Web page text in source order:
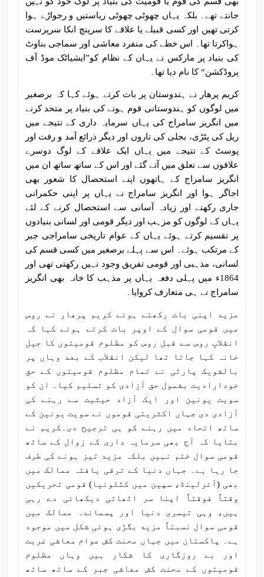
جانتے تھے۔ بلکہ یہاں چھوٹی چھوٹی ریاستیں و رجواڑے ہوا
کرتی تھیں اور کسی قبیلے یا علاقے کا سرپنچ انکا سرپرست
ہواکرتا تھا۔ اس خطے کی منفرد معاشی اور سماجی بناوٹ
کی بنیاد پر مارکس نے یہاں کے نظام کو”ایشیاٹک موڈ آف
پروڈکشن“ کا نام دیا تھا۔
کریم پرھار نے ہندوستان پر بات کرتے ہوئے کہا کہ برصغیر
میں لوگوں کو ہندوستانی قوم ہونے کی بنیاد پر متحد کرنے
میں انگریز سامراج کی یہاں سرمایہ داری کے نتیجے میں
ریل کی پٹڑی، بجلی کی تاروں اور دیگر ذرائع آمد و رفت اور
پوسٹ کے نتیجے میں یہاں ایک علاقے کے لوگ دوسرے
علاقوں سے تعلق میں آتے گئے اور اس کے ساتھ ساتھ ان میں
انگریز سامراج کے ہاتھوں اپنے استحصال کا شعور بھی
اجاگر ہوا اور انگریز سامراج نے یہاں پر اپنی حکمرانی
جاری رکھنے اور زیادہ آسانی سے استحصال کرنے کے لئے
یہاں کے لوگوں کو مزہب اور دیگر قومی اور لسانی بنیادوں
پر تقسیم کرتے ہوئے یہاں کے عوام تاریخی سامراجی جبر
کے مرتکب ہوئے۔ اس سے پہلے برصغیر میں کسی قسم کی
لسانی، مذہبی اور قومی تفریق وجود نہیں رکھتی تھی اور
1864ء میں پہلی دفعہ یہاں پر مذہب کا خانہ بھی انگریز
سامراج نے ہی متعارف کروایا۔
مزید اپنی بات رکھتے ہوئے کریم پرھار نے روس
میں قومی سوال کے اوپر بات کرتے ہوئے کہا کہ
انقلابِ روس سے قبل روس کو مظلوم قومیتوں کا جیل
خانہ کہا جاتا تھا لیکن انقلاب کے بعد وہاں پر
بالشویک پارٹی نے تمام مظلوم قومیتوں کے حق
خودارادیت بشمول حق آزادی کو تسلیم کیا۔ ان کو
سویت یونین اور ایک آزاد حیثیت سے رہنے کی
آزادی دی جہاں اکثریتی قوموں نے سویت یونین کے
ساتھ اتحاد میں رہنے کو ہی ترجیح دی۔کریم نے
بتایا کہ آج بھی سرمایہ داری کے زوال کے ساتھ
قومی سوال ختم نہیں بلکہ مزید تیز ہونے کی طرف
جا رہا ہے۔ جہاں دنیا کے ترقی یافتہ ممالک میں
بھی (آئرلینڈ، سپین میں کٹلونیا) قومی تحریکیں
وقتاً فوقتاً اپنا سر اٹھاتی دیکھائی دے رہی
ہیں، وہی تیسری دنیا اور پسماندہ ممالک میں
قومی سوال نسبتاً مزید بگڑی ہوئی شکل میں موجود
ہے۔ پاکستان میں جہاں محنت کش عوام معاشی غربت
اور بے روزگاری کا شکار ہیں وہاں مظلوم
قومیتوں کے محنت کش معاشی جبر کے ساتھ ساتھ